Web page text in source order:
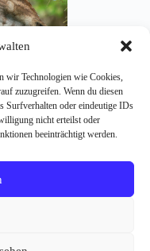
wir Technologien wie Cookies,
zuzugreifen. Wenn du diesen
Surfverhalten oder eindeutige IDs
nicht erteilst oder
beeinträchtigt werden.